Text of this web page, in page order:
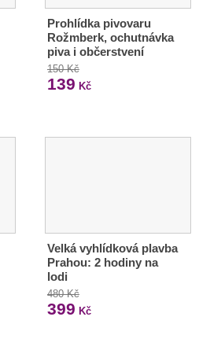
Prohlídka pivovaru
Rožmberk, ochutnávka
piva i občerstvení
150 Kč
139 Kč
Velká vyhlídková plavba
Prahou: 2 hodiny na
lodi
480 Kč
399 Kč